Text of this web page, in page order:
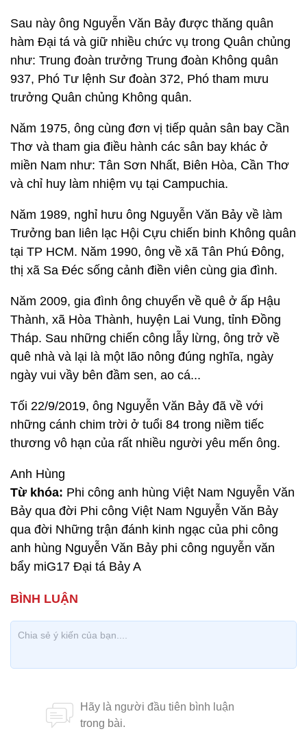
Sau này ông Nguyễn Văn Bảy được thăng quân
hàm Đại tá và giữ nhiều chức vụ trong Quân chủng
như: Trung đoàn trưởng Trung đoàn Không quân
937, Phó Tư lệnh Sư đoàn 372, Phó tham mưu
trưởng Quân chủng Không quân.
Năm 1975, ông cùng đơn vị tiếp quản sân bay Cần
Thơ và tham gia điều hành các sân bay khác ở
miền Nam như: Tân Sơn Nhất, Biên Hòa, Cần Thơ
và chỉ huy làm nhiệm vụ tại Campuchia.
Năm 1989, nghỉ hưu ông Nguyễn Văn Bảy về làm
Trưởng ban liên lạc Hội Cựu chiến binh Không quân
tại TP HCM. Năm 1990, ông về xã Tân Phú Đông,
thị xã Sa Đéc sống cảnh điền viên cùng gia đình.
Năm 2009, gia đình ông chuyển về quê ở ấp Hậu
Thành, xã Hòa Thành, huyện Lai Vung, tỉnh Đồng
Tháp. Sau những chiến công lẫy lừng, ông trở về
quê nhà và lại là một lão nông đúng nghĩa, ngày
ngày vui vầy bên đầm sen, ao cá...
Tối 22/9/2019, ông Nguyễn Văn Bảy đã về với
những cánh chim trời ở tuổi 84 trong niềm tiếc
thương vô hạn của rất nhiều người yêu mến ông.
Anh Hùng
Từ khóa: Phi công anh hùng Việt Nam Nguyễn Văn
Bảy qua đời Phi công Việt Nam Nguyễn Văn Bảy
qua đời Những trận đánh kinh ngạc của phi công
anh hùng Nguyễn Văn Bảy phi công nguyễn văn
bẩy miG17 Đại tá Bảy A